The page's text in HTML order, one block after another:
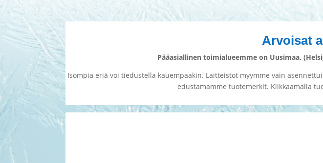
Arvoisat
Pääasiallinen toimialueemme on Uusimaa.
Isompia eriä voi tiedustella kauempaakin. Laitteistot myymme vain
edustamamme tuotemerkit. Klikkaamalla